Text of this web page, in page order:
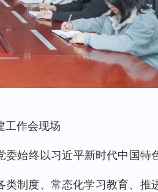
工作会现场
始终以习近平新时代中国特
制度、常态化学习教育、推